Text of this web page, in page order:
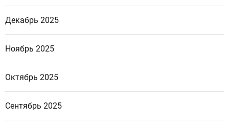
Декабрь 2025
Ноябрь 2025
Октябрь 2025
Сентябрь 2025